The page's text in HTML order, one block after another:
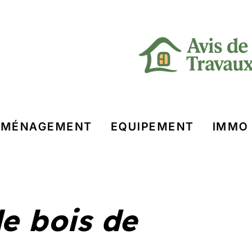
EQUIPEMENT IMMO
bois de